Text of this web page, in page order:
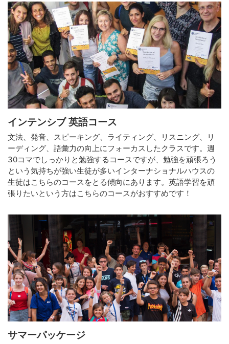
インテンシブ 英語コース
文法、発音、スピーキング、ライティング、リスニング、リ
ーディング、語彙力の向上にフォーカスしたクラスです。週
30コマでしっかりと勉強するコースですが、勉強を頑張ろう
という気持ちが強い生徒が多いインターナショナルハウスの
生徒はこちらのコースをとる傾向にあります。英語学習を頑
張りたいという方はこちらのコースがおすすめです！
サマーパッケージ